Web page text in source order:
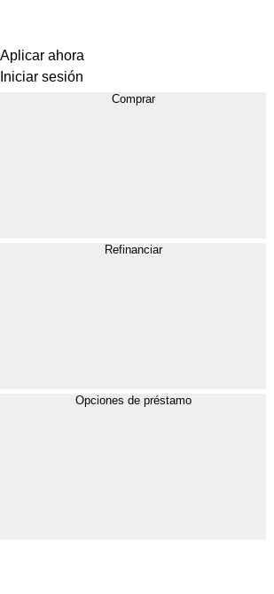
Aplicar ahora
Iniciar sesión
Comprar
Refinanciar
Opciones de préstamo